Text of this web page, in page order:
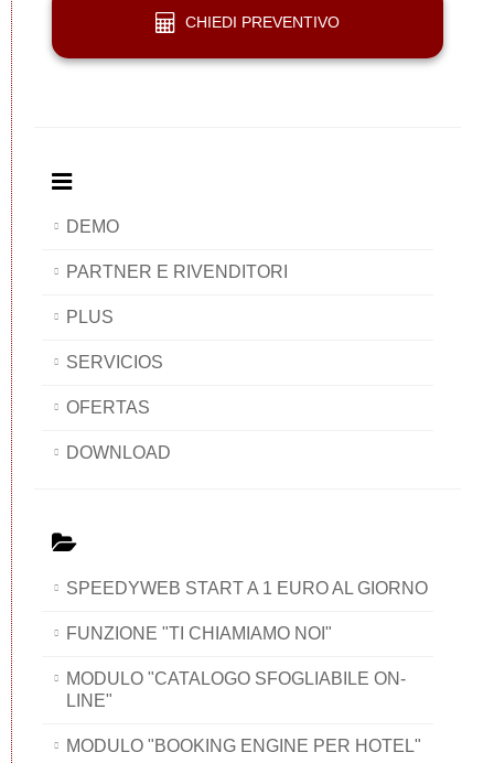
CHIEDI PREVENTIVO
DEMO
PARTNER E RIVENDITORI
PLUS
SERVICIOS
OFERTAS
DOWNLOAD
SPEEDYWEB START A 1 EURO AL GIORNO
FUNZIONE "TI CHIAMIAMO NOI"
MODULO "CATALOGO SFOGLIABILE ON-
LINE"
MODULO "BOOKING ENGINE PER HOTEL"